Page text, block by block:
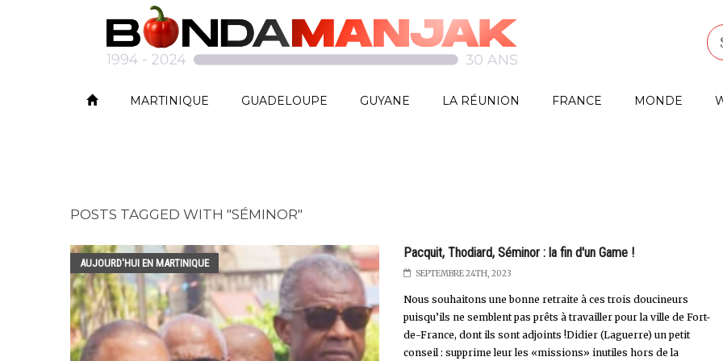
MARTINIQUE GUADELOUPE GUYANE LA RÉUNION FRANCE MONDE
POSTS TAGGED WITH "SÉMINOR"
AUJOURD'HUI EN MARTINIQUE
Pacquit, Thodiard, Séminor : la fin d'un Game !
SEPTEMBRE 24TH, 2023
Nous souhaitons une bonne retraite à ces trois doucineurs
puisqu’ils ne semblent pas prêts à travailler pour la ville de Fort-
de-France, dont ils sont adjoints !Didier (Laguerre) un petit
conseil : supprime leur les «missions» inutiles hors de la